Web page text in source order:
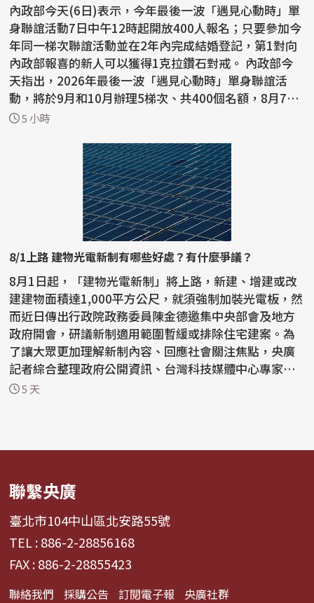
內政部今天(6日)表示，今年最後一波「遇見心動時」單
身聯誼活動7日中午12時起開放400人報名；只要參加今
年同一梯次聯誼活動並在2年內完成結婚登記，第1對向
內政部報喜的新人可以獲得1克拉鑽石對戒。 內政部今
天指出，2026年最後一波「遇見心動時」單身聯誼活
動，將於9月和10月辦理5梯次、共400個名額，8月7日
中午12...
5 小時
8/1上路 建物光電新制有哪些好處？有什麼爭議？
8月1日起，「建物光電新制」將上路，新建、增建或改
建建物面積達1,000平方公尺，就須強制加裝光電板，然
而近日傳出行政院政務委員陳金德邀集中央部會及地方
政府開會，研議新制適用範圍暫緩或排除住宅建案。為
了讓大眾更加理解新制內容、回應社會關注焦點，央廣
記者綜合整理政府公開資訊、台灣科技媒體中心專家意
見及民...
5 天
聯繫央廣
臺北市104中山區北安路55號
TEL : 886-2-28856168
FAX : 886-2-28855423
聯絡我們 採購公告 訂閱電子報 央廣社群